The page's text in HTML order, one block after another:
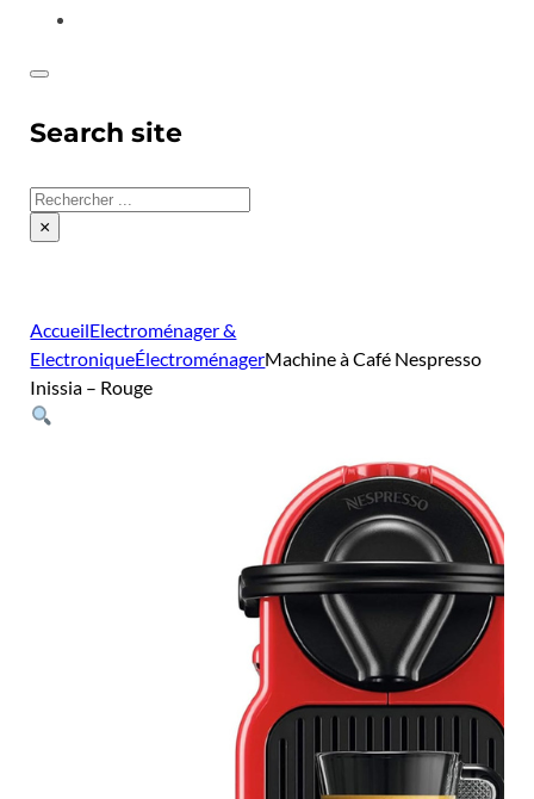
Search site
Rechercher
×
AccueilElectroménager &
ElectroniqueÉlectroménagerMachine à Café Nespresso
Inissia – Rouge